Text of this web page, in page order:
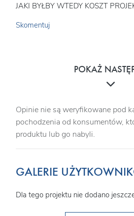
JAKI BYŁBY WTEDY KOSZT
Skomentuj
POKAŻ
Opinie nie są weryfikowane pod
pochodzenia od konsumentów,
produktu lub go nabyli.
GALERIE
Dla tego projektu nie dodano